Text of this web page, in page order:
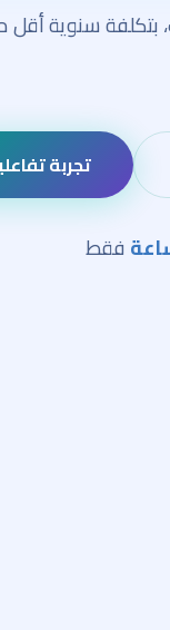
تجربة
فقط